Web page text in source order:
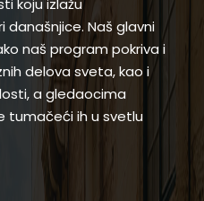
koju izlažu
današnjice. Naš glavni
naš program pokriva i
delova sveta, kao i
a gledaocima
tumačeći ih u svetlu